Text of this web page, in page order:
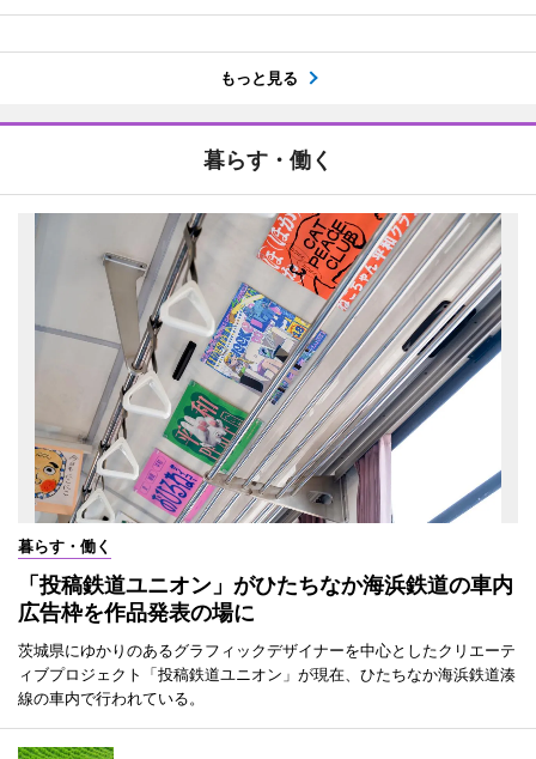
もっと見る
暮らす・働く
暮らす・働く
「投稿鉄道ユニオン」がひたちなか海浜鉄道の車内
広告枠を作品発表の場に
茨城県にゆかりのあるグラフィックデザイナーを中心としたクリエーテ
ィブプロジェクト「投稿鉄道ユニオン」が現在、ひたちなか海浜鉄道湊
線の車内で行われている。